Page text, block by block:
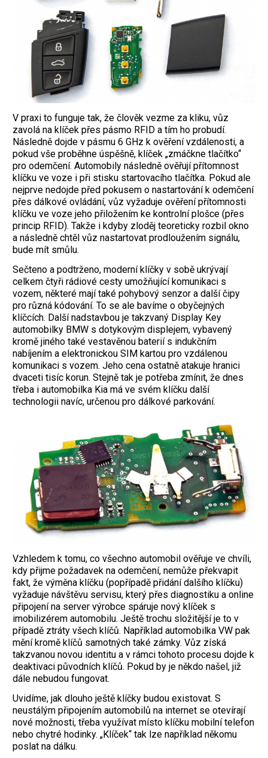
V praxi to funguje tak, že člověk vezme za kliku, vůz
zavolá na klíček přes pásmo RFID a tím ho probudí.
Následně dojde v pásmu 6 GHz k ověření vzdálenosti, a
pokud vše proběhne úspěšně, klíček „zmáčkne tlačítko“
pro odemčení. Automobily následně ověřují přítomnost
klíčku ve voze i při stisku startovacího tlačítka. Pokud ale
nejprve nedojde před pokusem o nastartování k odemčení
přes dálkové ovládání, vůz vyžaduje ověření přítomnosti
klíčku ve voze jeho přiložením ke kontrolní plošce (přes
princip RFID). Takže i kdyby zloděj teoreticky rozbil okno
a následně chtěl vůz nastartovat prodloužením signálu,
bude mít smůlu.
Sečteno a podtrženo, moderní klíčky v sobě ukrývají
celkem čtyři rádiové cesty umožňující komunikaci s
vozem, některé mají také pohybový senzor a další čipy
pro různá kódování. To se ale bavíme o obyčejných
klíčcích. Další nadstavbou je takzvaný Display Key
automobilky BMW s dotykovým displejem, vybavený
kromě jiného také vestavěnou baterií s indukčním
nabíjením a elektronickou SIM kartou pro vzdálenou
komunikaci s vozem. Jeho cena ostatně atakuje hranici
dvaceti tisíc korun. Stejně tak je potřeba zmínit, že dnes
třeba i automobilka Kia má ve svém klíčku další
technologii navíc, určenou pro dálkové parkování.
Vzhledem k tomu, co všechno automobil ověřuje ve chvíli,
kdy přijme požadavek na odemčení, nemůže překvapit
fakt, že výměna klíčku (popřípadě přidání dalšího klíčku)
vyžaduje návštěvu servisu, který přes diagnostiku a online
připojení na server výrobce spáruje nový klíček s
imobilizérem automobilu. Ještě trochu složitější je to v
případě ztráty všech klíčů. Například automobilka VW pak
mění kromě klíčů samotných také zámky. Vůz získá
takzvanou novou identitu a v rámci tohoto procesu dojde k
deaktivaci původních klíčů. Pokud by je někdo našel, již
dále nebudou fungovat.
Uvidíme, jak dlouho ještě klíčky budou existovat. S
neustálým připojením automobilů na internet se otevírají
nové možnosti, třeba využívat místo klíčku mobilní telefon
nebo chytré hodinky. „Klíček“ tak lze například někomu
poslat na dálku.